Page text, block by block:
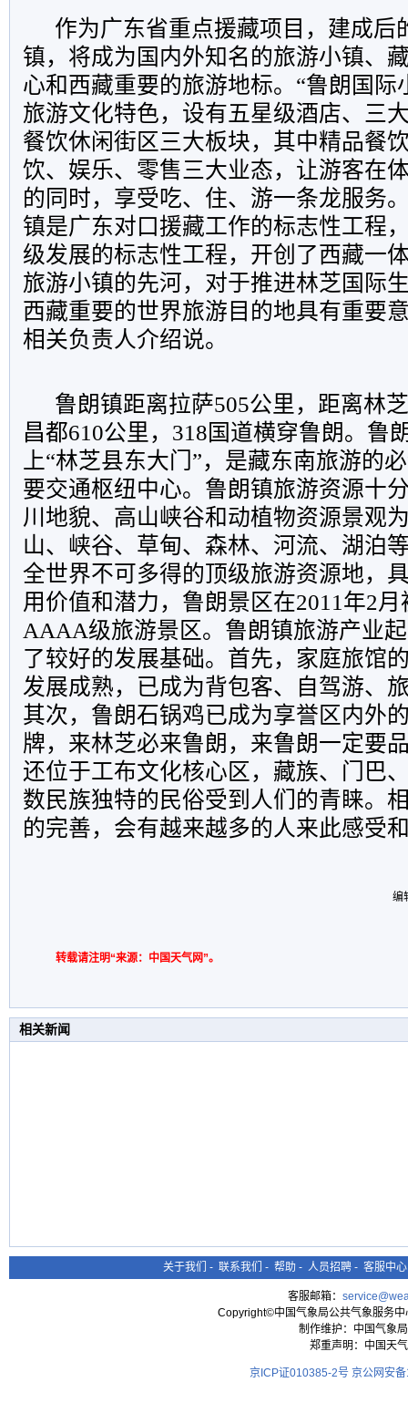
作为广东省重点援藏项目，建成后
镇，将成为国内外知名的旅游小镇、
心和西藏重要的旅游地标。“鲁朗国际
旅游文化特色，设有五星级酒店、三
餐饮休闲街区三大板块，其中精品餐
饮、娱乐、零售三大业态，让游客在
的同时，享受吃、住、游一条龙服务
镇是广东对口援藏工作的标志性工程
级发展的标志性工程，开创了西藏一
旅游小镇的先河，对于推进林芝国际
西藏重要的世界旅游目的地具有重要
相关负责人介绍说。
鲁朗镇距离拉萨505公里，距离林
昌都610公里，318国道横穿鲁朗。鲁
上“林芝县东大门”，是藏东南旅游的
要交通枢纽中心。鲁朗镇旅游资源十
川地貌、高山峡谷和动植物资源景观
山、峡谷、草甸、森林、河流、湖泊
全世界不可多得的顶级旅游资源地，
用价值和潜力，鲁朗景区在2011年2
AAAA级旅游景区。鲁朗镇旅游产业
了较好的发展基础。首先，家庭旅馆
发展成熟，已成为背包客、自驾游、
其次，鲁朗石锅鸡已成为享誉区内外
牌，来林芝必来鲁朗，来鲁朗一定要
还位于工布文化核心区，藏族、门巴
数民族独特的民俗受到人们的青睐。
的完善，会有越来越多的人来此感受
编
转载请注明“来源：中国天气网”。
相关新闻
关于我们 - 联系我们 - 帮助 - 人员招聘 - 客服中心
客服邮箱：
Copyright©中国气象局公共气象服务
制作维护：中国气象
郑重声明：中国天
京ICP证010385-2号 京公网安